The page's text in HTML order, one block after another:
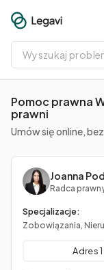
Wyszukaj
problem
lub
specjalistę
Pomoc prawna
prawni
Umów się online,
Joanna
Radca
Specjalizacje:
Zobowiązania,
Adres 1